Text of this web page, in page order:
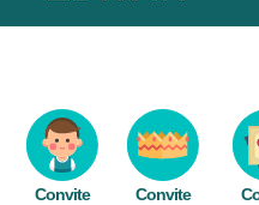
Convite
Convite